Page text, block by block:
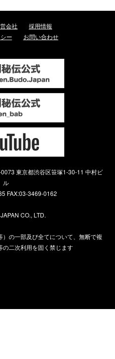
会社
採用情報
ー
お問い合わせ
東京都渋谷区笹塚1-30-11 中村ビ
ル
FAX:03-3469-0162
CO., LTD.
の一部及び全てについて、無断で複
の二次利用を固く禁じます